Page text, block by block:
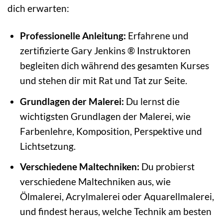
dich erwarten:
Professionelle Anleitung: Erfahrene und
zertifizierte Gary Jenkins ® Instruktoren
begleiten dich während des gesamten Kurses
und stehen dir mit Rat und Tat zur Seite.
Grundlagen der Malerei: Du lernst die
wichtigsten Grundlagen der Malerei, wie
Farbenlehre, Komposition, Perspektive und
Lichtsetzung.
Verschiedene Maltechniken: Du probierst
verschiedene Maltechniken aus, wie
Ölmalerei, Acrylmalerei oder Aquarellmalerei,
und findest heraus, welche Technik am besten